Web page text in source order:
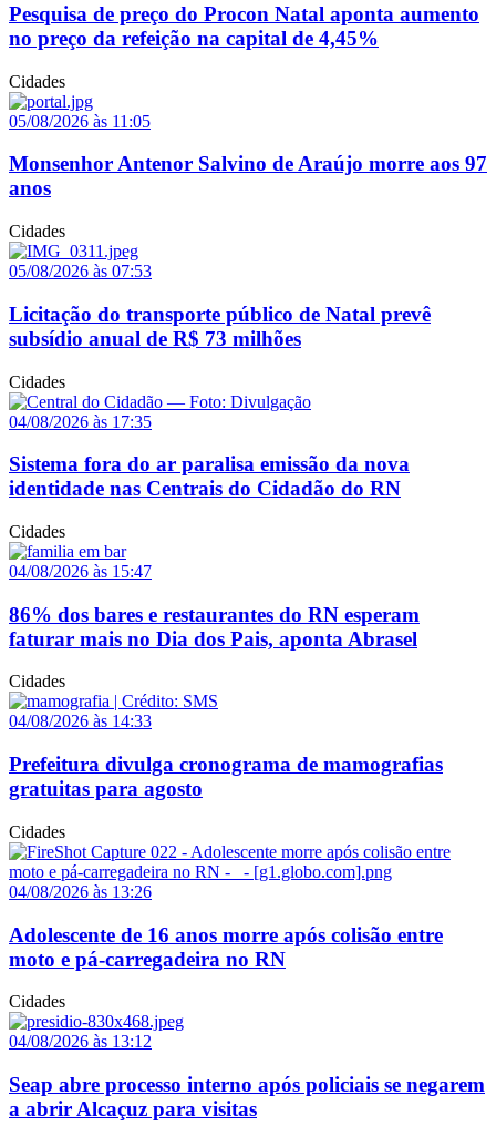
Pesquisa de preço do Procon Natal aponta aumento
no preço da refeição na capital de 4,45%
Cidades
05/08/2026 às 11:05
Monsenhor Antenor Salvino de Araújo morre aos 97
anos
Cidades
05/08/2026 às 07:53
Licitação do transporte público de Natal prevê
subsídio anual de R$ 73 milhões
Cidades
04/08/2026 às 17:35
Sistema fora do ar paralisa emissão da nova
identidade nas Centrais do Cidadão do RN
Cidades
04/08/2026 às 15:47
86% dos bares e restaurantes do RN esperam
faturar mais no Dia dos Pais, aponta Abrasel
Cidades
04/08/2026 às 14:33
Prefeitura divulga cronograma de mamografias
gratuitas para agosto
Cidades
04/08/2026 às 13:26
Adolescente de 16 anos morre após colisão entre
moto e pá-carregadeira no RN
Cidades
04/08/2026 às 13:12
Seap abre processo interno após policiais se negarem
a abrir Alcaçuz para visitas